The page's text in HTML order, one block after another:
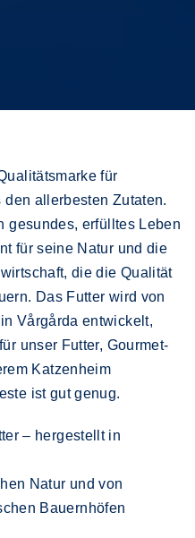
für
allerbesten Zutaten.
gesundes, erfülltes Leben
für seine Natur und die
die die Qualität
Das Futter wird von
Vårgårda entwickelt,
unser Futter, Gourmet-
Katzenheim
ist gut genug.
– hergestellt in
Natur und von
Bauernhöfen